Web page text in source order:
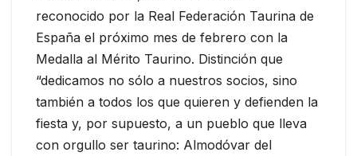
reconocido por la Real Federación Taurina de
España el próximo mes de febrero con la
Medalla al Mérito Taurino. Distinción que
“dedicamos no sólo a nuestros socios, sino
también a todos los que quieren y defienden la
fiesta y, por supuesto, a un pueblo que lleva
con orgullo ser taurino: Almodóvar del